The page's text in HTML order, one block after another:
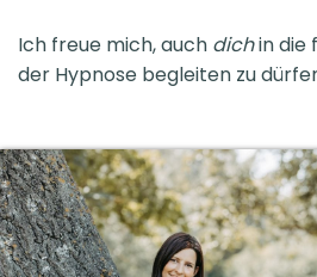
Ich freue mich, auch dichin die
der Hypnose begleiten zu